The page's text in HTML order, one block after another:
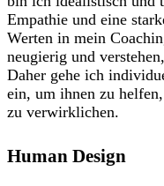
Empathie und eine
Werten in mein
neugierig und
Daher gehe ich
ein, um ihnen zu
zu verwirklichen.
Human Design